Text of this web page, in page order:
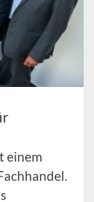
einem